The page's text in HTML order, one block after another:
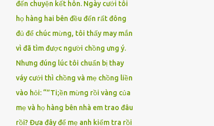
đến chuyện kết hôn. Ngày cưới tôi
họ hàng hai bên đều đến rất đông
đủ để chúc mừng, tôi thấy may mắn
vì đã tìm được người chồng ưng ý.
Nhưng đúng lúc tôi chuẩn bị thay
váy cưới thì chồng và mẹ chồng liền
vào hỏi: “”Ti;ền mừng rồi vàng của
mẹ và họ hàng bên nhà em trao đâu
rồi? Đưa đây để mẹ anh kiểm tra rồi